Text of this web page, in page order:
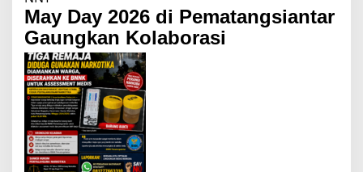
May Day 2026 di Pematangsiantar
Gaungkan Kolaborasi